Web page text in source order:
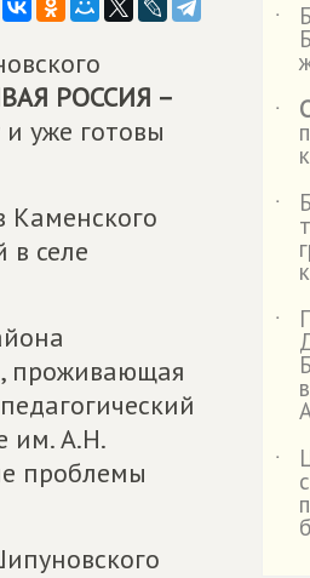
РОССИЯ –
уже готовы
Каменского
селе
проживающая
им. А.Н.
проблемы
˙
˙
˙
˙
˙